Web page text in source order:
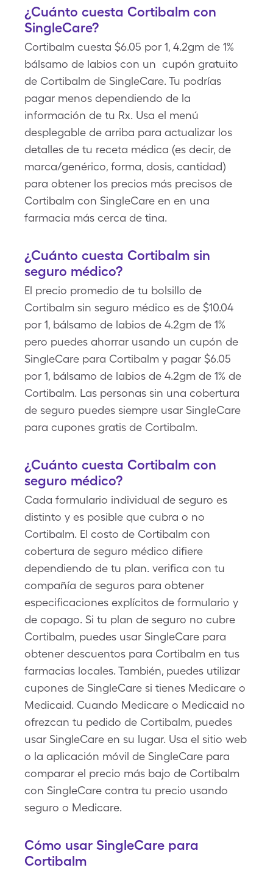
¿Cuánto cuesta Cortibalm con
SingleCare?
Cortibalm cuesta $6.05 por 1, 4.2gm de 1%
bálsamo de labios con un cupón gratuito
de Cortibalm de SingleCare. Tu podrías
pagar menos dependiendo de la
información de tu Rx. Usa el menú
desplegable de arriba para actualizar los
detalles de tu receta médica (es decir, de
marca/genérico, forma, dosis, cantidad)
para obtener los precios más precisos de
Cortibalm con SingleCare en en una
farmacia más cerca de tina.
¿Cuánto cuesta Cortibalm sin
seguro médico?
El precio promedio de tu bolsillo de
Cortibalm sin seguro médico es de $10.04
por 1, bálsamo de labios de 4.2gm de 1%
pero puedes ahorrar usando un cupón de
SingleCare para Cortibalm y pagar $6.05
por 1, bálsamo de labios de 4.2gm de 1% de
Cortibalm. Las personas sin una cobertura
de seguro puedes siempre usar SingleCare
para cupones gratis de Cortibalm.
¿Cuánto cuesta Cortibalm con
seguro médico?
Cada formulario individual de seguro es
distinto y es posible que cubra o no
Cortibalm. El costo de Cortibalm con
cobertura de seguro médico difiere
dependiendo de tu plan. verifica con tu
compañía de seguros para obtener
especificaciones explícitos de formulario y
de copago. Si tu plan de seguro no cubre
Cortibalm, puedes usar SingleCare para
obtener descuentos para Cortibalm en tus
farmacias locales. También, puedes utilizar
cupones de SingleCare si tienes Medicare o
Medicaid. Cuando Medicare o Medicaid no
ofrezcan tu pedido de Cortibalm, puedes
usar SingleCare en su lugar. Usa el sitio web
o la aplicación móvil de SingleCare para
comparar el precio más bajo de Cortibalm
con SingleCare contra tu precio usando
seguro o Medicare.
Cómo usar SingleCare para
Cortibalm